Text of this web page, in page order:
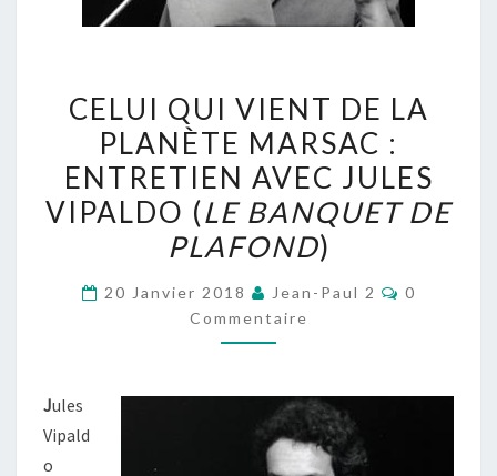
QUI
VIENT
DE
LA
PLANÈTE
MARSAC
:
ENTRETIEN
VIPALDO
LE
CELUI QUI VIENT DE LA
PLANÈTE MARSAC :
ENTRETIEN AVEC JULES
VIPALDO (LE BANQUET DE
PLAFOND)
20 Janvier 2018 Jean-Paul 2
0
Commentaire
Jules
Vipald
o